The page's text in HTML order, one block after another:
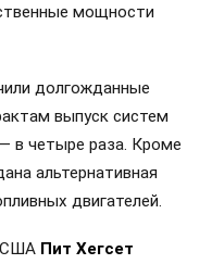
мощности
долгожданные
выпуск систем
в четыре раза. Кроме
альтернативная
двигателей.
США Пит Хегсет